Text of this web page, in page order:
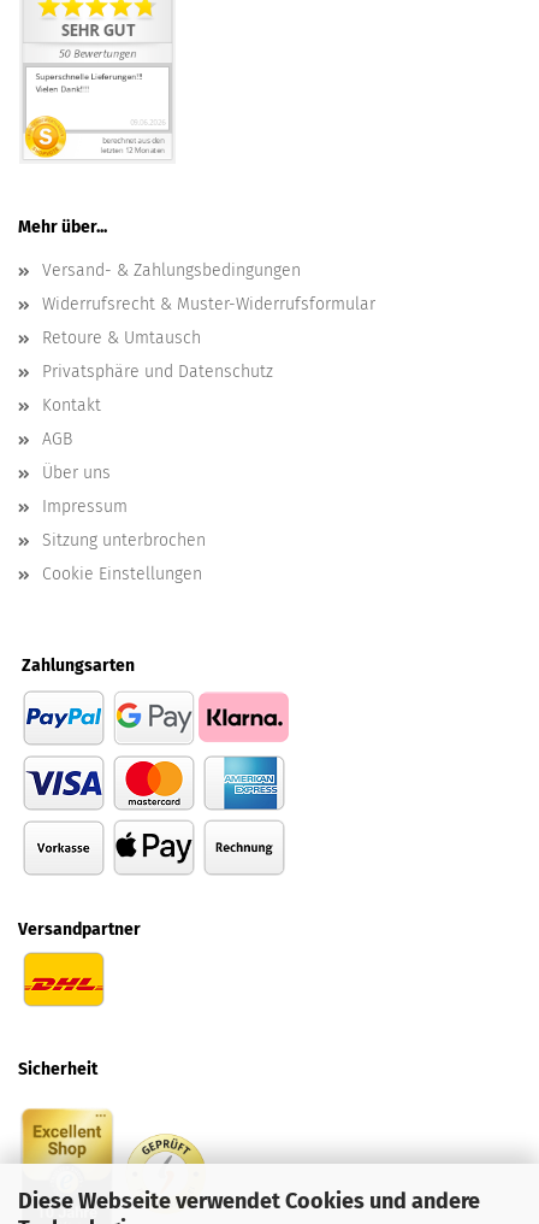
Diese Webseite verwendet Cookies und andere
Mehr über...
Versand- & Zahlungsbedingungen
Widerrufsrecht & Muster-Widerrufsformular
Retoure & Umtausch
Privatsphäre und Datenschutz
Kontakt
AGB
Über uns
Impressum
Sitzung unterbrochen
Cookie Einstellungen
Zahlungsarten
Versandpartner
Sicherheit